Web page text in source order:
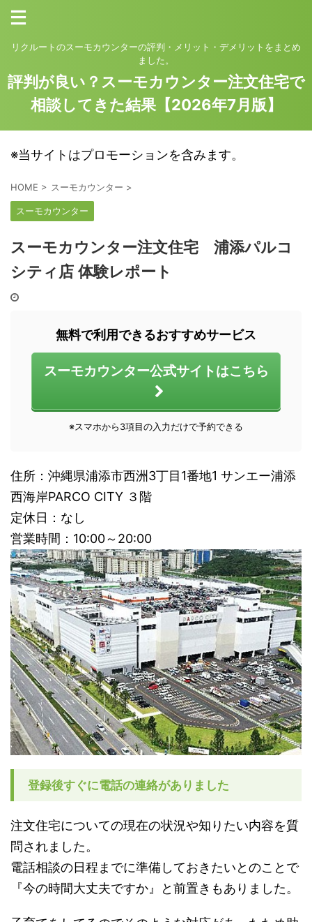
リクルートのスーモカウンターの評判・メリット・デメリットをまとめ
ました。
評判が良い？スーモカウンター注文住宅で
相談してきた結果【2026年7月版】
※当サイトはプロモーションを含みます。
HOME > スーモカウンター >
スーモカウンター
スーモカウンター注文住宅 浦添パルコ
シティ店 体験レポート
無料で利用できるおすすめサービス
スーモカウンター公式サイトはこちら
※スマホから3項目の入力だけで予約できる
住所：沖縄県浦添市西洲3丁目1番地1 サンエー浦添
西海岸PARCO CITY ３階
定休日：なし
営業時間：10:00～20:00
登録後すぐに電話の連絡がありました
注文住宅についての現在の状況や知りたい内容を質
問されました。
電話相談の日程までに準備しておきたいとのことで
『今の時間大丈夫ですか』と前置きもありました。